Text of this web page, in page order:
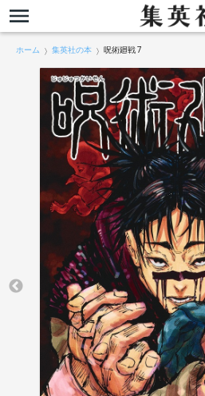
ホーム 集英社の本 呪術廻戦 7